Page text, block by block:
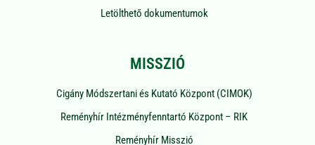
Letölthető dokumentumok
MISSZIÓ
Cigány Módszertani és Kutató Központ (CIMOK)
Reményhír Intézményfenntartó Központ – RIK
Reményhír Misszió